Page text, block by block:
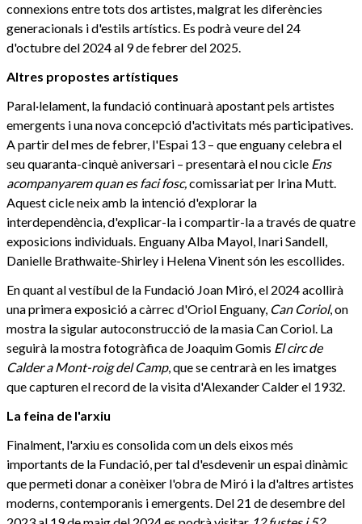
connexions entre tots dos artistes, malgrat les diferències
generacionals i d'estils artístics. Es podrà veure del 24
d'octubre del 2024 al 9 de febrer del 2025.
Altres propostes artístiques
Paral·lelament, la fundació continuarà apostant pels artistes
emergents i una nova concepció d'activitats més participatives.
A partir del mes de febrer, l'Espai 13 – que enguany celebra el
seu quaranta-cinquè aniversari – presentarà el nou cicle Ens
acompanyarem quan es faci fosc,comissariat per Irina Mutt.
Aquest cicle neix amb la intenció d'explorar la
interdependència, d'explicar-la i compartir-la a través de quatre
exposicions individuals. Enguany Alba Mayol, Inari Sandell,
Danielle Brathwaite-Shirley i Helena Vinent són les escollides.
En quant al vestíbul de la Fundació Joan Miró, el 2024 acollirà
una primera exposició a càrrec d'Oriol Enguany, Can Coriol, on
mostra la sigular autoconstrucció de la masia Can Coriol. La
seguirà la mostra fotogràfica de Joaquim Gomis El circ de
Calder a Mont-roig del Camp, que se centrarà en les imatges
que capturen el record de la visita d'Alexander Calder el 1932.
La feina de l'arxiu
Finalment, l'arxiu es consolida com un dels eixos més
importants de la Fundació, per tal d'esdevenir un espai dinàmic
que permeti donar a conèixer l'obra de Miró i la d'altres artistes
moderns, contemporanis i emergents. Del 21 de desembre del